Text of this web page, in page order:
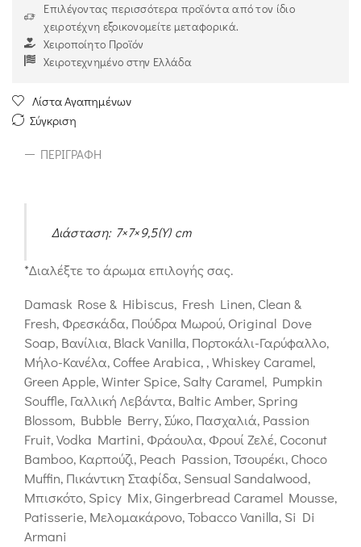
Επιλέγοντας περισσότερα προϊόντα από τον ίδιο
χειροτέχνη εξοικονομείτε μεταφορικά.
Χειροποίητο Προϊόν
Χειροτεχνημένο στην Ελλάδα
Λίστα Αγαπημένων
Σύγκριση
ΠΕΡΙΓΡΑΦΉ
Διάσταση: 7×7×9,5(Υ) cm
*Διαλέξτε το άρωμα επιλογής σας.
Damask Rose & Hibiscus, Fresh Linen, Clean &
Fresh, Φρεσκάδα, Πούδρα Μωρού, Original Dove
Soap, Βανίλια, Black Vanilla, Πορτοκάλι-Γαρύφαλλο,
Μήλο-Κανέλα, Coffee Arabica, , Whiskey Caramel,
Green Apple, Winter Spice, Salty Caramel, Pumpkin
Souffle, Γαλλική Λεβάντα, Baltic Amber, Spring
Blossom, Bubble Berry, Σύκο, Πασχαλιά, Passion
Fruit, Vodka Martini, Φράουλα, Φρουί Ζελέ, Coconut
Bamboo, Καρπούζι, Peach Passion, Τσουρέκι, Choco
Muffin, Πικάντικη Σταφίδα, Sensual Sandalwood,
Μπισκότο, Spicy Mix, Gingerbread Caramel Mousse,
Patisserie, Μελομακάρονο, Tobacco Vanilla, Si Di
Armani